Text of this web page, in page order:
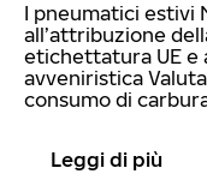
I pneumatici estivi
all’attribuzione
etichettatura UE e
avveniristica
consumo di
Leggi di più